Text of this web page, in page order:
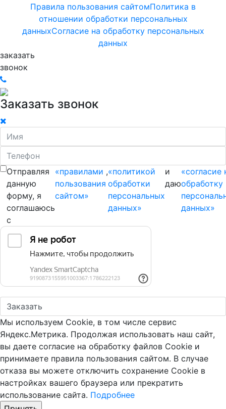
Правила пользования сайтомПолитика в
отношении обработки персональных
данныхСогласие на обработку персональных
данных
заказать
звонок
Заказать звонок
Отправляя
данную
форму, я
соглашаюсь
с
«правилами
пользования
сайтом»
,«политикой
обработки
персональных
данных»
и
даю
«согласие
обработку
данных»
Мы используем Cookie, в том числе сервис
Яндекс.Метрика. Продолжая использовать наш сайт,
вы даете согласие на обработку файлов Cookie и
принимаете правила пользования сайтом. В случае
отказа вы можете отключить сохранение Cookie в
настройках вашего браузера или прекратить
использование сайта. Подробнее